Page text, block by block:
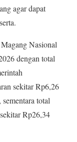
agar dapat
Nasional
dengan total
sekitar Rp6,26
total
Rp26,34